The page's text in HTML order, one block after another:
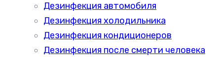
Дезинфекция автомобиля
Дезинфекция холодильника
Дезинфекция кондиционеров
Дезинфекция после смерти человека